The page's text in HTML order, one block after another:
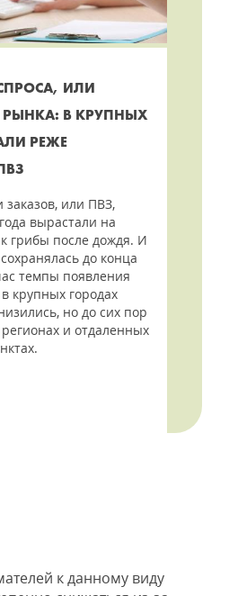
ИЛИ
В КРУПНЫХ
РЕЖЕ
или ПВЗ,
вырастали на
грибы после дождя. И
до конца
темпы появления
крупных городах
но до сих пор
и отдаленных
к данному виду